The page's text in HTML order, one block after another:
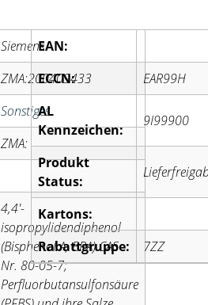
Siemens
ZMA:200409433
Sonstiges
ZMA:
4,4′-
isopropylidendiphenol
(Bisphenol A, BPA) CAS-
Nr. 80-05-7;
Perfluorbutansulfonsäure
EAN:
ECCN:
EAR99H
AL
Kennzeichen:
9I99900
Produkt
Status:
Kartons:
Rabattgruppe:
7ZZ